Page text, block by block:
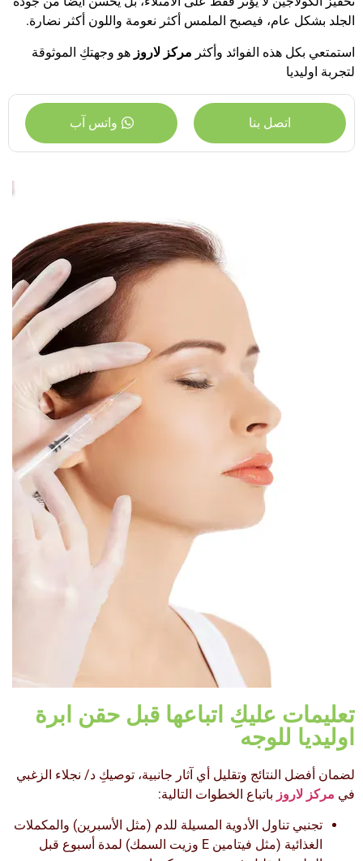
الجلد بشكل عام، فيصبح الملمس أكثر نعومة واللون أكثر نضارة.
استمتعي بكل هذه الفوائد وأكثر مركز لاروز هو وجهتكِ الموثوقة
لتجربة اوليديا
اتصل بنا واتس آب
تعليمات عليكِ اتباعها قبل حقن ابرة
اوليديا للوجه
لضمان أفضل النتائج وتقليل أي آثار جانبية، توصيكِ د/ نجلاء الزغبي
في مركز لاروز باتباع الخطوات التالية:
تجنبي تناول الأدوية المسيلة للدم (مثل الأسبرين) والمكملات
الغذائية (مثل فيتامين E وزيت السمك) لمدة أسبوع قبل